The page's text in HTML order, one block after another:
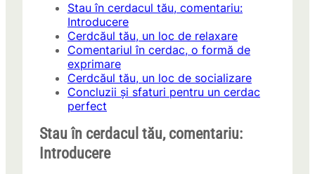
Stau în cerdacul tău, comentariu:
Introducere
Cerdcăul tău, un loc de relaxare
Comentariul în cerdac, o formă de
exprimare
Cerdcăul tău, un loc de socializare
Concluzii și sfaturi pentru un cerdac
perfect
Stau în cerdacul tău, comentariu:
Introducere